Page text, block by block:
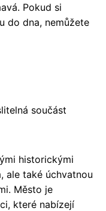
Pokud si
do dna, nemůžete
součást
historickými
ale také úchvatnou
Město je
které nabízejí